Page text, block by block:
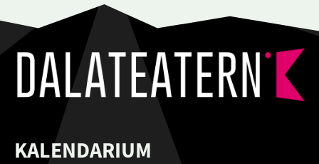
KALENDARIUM